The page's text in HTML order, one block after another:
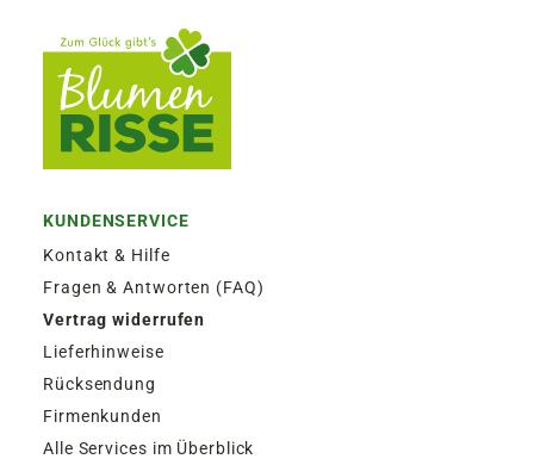
KUNDENSERVICE
Kontakt & Hilfe
Fragen & Antworten (FAQ)
Vertrag widerrufen
Lieferhinweise
Rücksendung
Firmenkunden
Alle Services im Überblick